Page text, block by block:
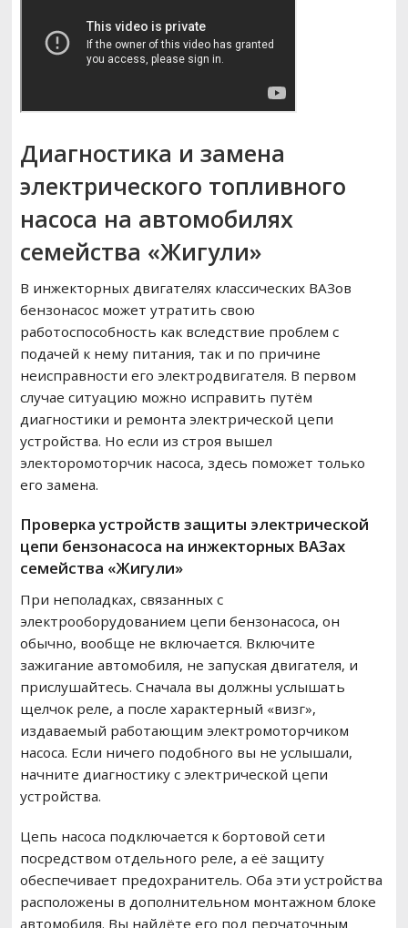
Диагностика и замена
электрического топливного
насоса на автомобилях
семейства «Жигули»
В инжекторных двигателях классических ВАЗов
бензонасос может утратить свою
работоспособность как вследствие проблем с
подачей к нему питания, так и по причине
неисправности его электродвигателя. В первом
случае ситуацию можно исправить путём
диагностики и ремонта электрической цепи
устройства. Но если из строя вышел
электоромоторчик насоса, здесь поможет только
его замена.
Проверка устройств защиты электрической
цепи бензонасоса на инжекторных ВАЗах
семейства «Жигули»
При неполадках, связанных с
электрооборудованием цепи бензонасоса, он
обычно, вообще не включается. Включите
зажигание автомобиля, не запуская двигателя, и
прислушайтесь. Сначала вы должны услышать
щелчок реле, а после характерный «визг»,
издаваемый работающим электромоторчиком
насоса. Если ничего подобного вы не услышали,
начните диагностику с электрической цепи
устройства.
Цепь насоса подключается к бортовой сети
посредством отдельного реле, а её защиту
обеспечивает предохранитель. Оба эти устройства
расположены в дополнительном монтажном блоке
автомобиля. Вы найдёте его под перчаточным